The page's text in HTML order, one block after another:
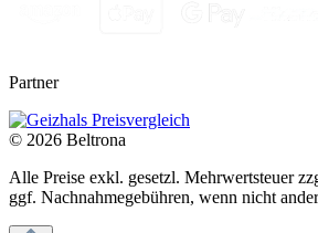
Partner
© 2026 Beltrona
Alle Preise exkl. gesetzl. Mehrwertsteuer
ggf. Nachnahmegebühren, wenn nicht